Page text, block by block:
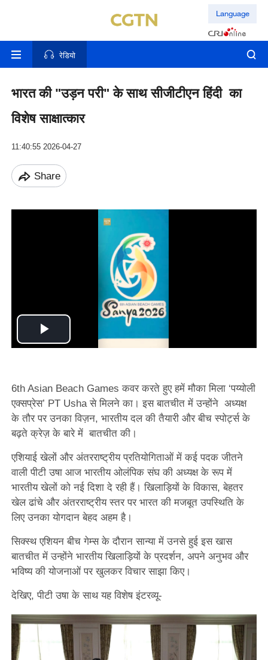
Language
रेडियो
भारत की "उड़न परी" के साथ सीजीटीएन हिंदी का
विशेष साक्षात्कार
11:40:55 2026-04-27
Share
Play
6th Asian Beach Games कवर करते हुए हमें मौका मिला ‘पय्योली
एक्सप्रेस’ PT Usha से मिलने का। इस बातचीत में उन्होंने अध्यक्ष
के तौर पर उनका विज़न, भारतीय दल की तैयारी और बीच स्पोर्ट्स के
बढ़ते क्रेज़ के बारे में बातचीत की।
एशियाई खेलों और अंतरराष्ट्रीय प्रतियोगिताओं में कई पदक जीतने
वाली पीटी उषा आज भारतीय ओलंपिक संघ की अध्यक्ष के रूप में
भारतीय खेलों को नई दिशा दे रही हैं। खिलाड़ियों के विकास, बेहतर
खेल ढांचे और अंतरराष्ट्रीय स्तर पर भारत की मजबूत उपस्थिति के
लिए उनका योगदान बेहद अहम है।
सिक्स्थ एशियन बीच गेम्स के दौरान सान्या में उनसे हुई इस खास
बातचीत में उन्होंने भारतीय खिलाड़ियों के प्रदर्शन, अपने अनुभव और
भविष्य की योजनाओं पर खुलकर विचार साझा किए।
देखिए, पीटी उषा के साथ यह विशेष इंटरव्यू-